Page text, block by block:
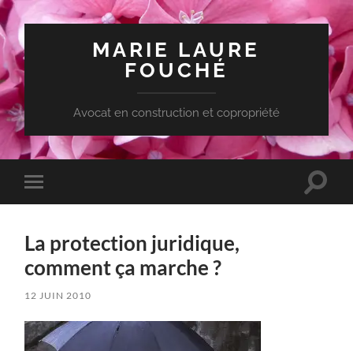
MARIE LAURE
FOUCHÉ
Avocat en construction et copropriété
Toggle
mobile
Toggle
La protection juridique,
comment ça marche ?
12 JUIN 2010